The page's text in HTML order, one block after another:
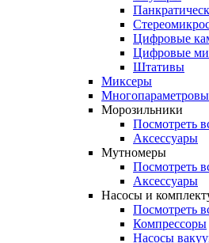
Цифровые
Цифровые
Штативы
Миксеры
Морозильники
Посмотреть
Аксессуары
Мутномеры
Посмотреть
Аксессуары
Насосы и
Посмотреть
Компрессоры
Насосы